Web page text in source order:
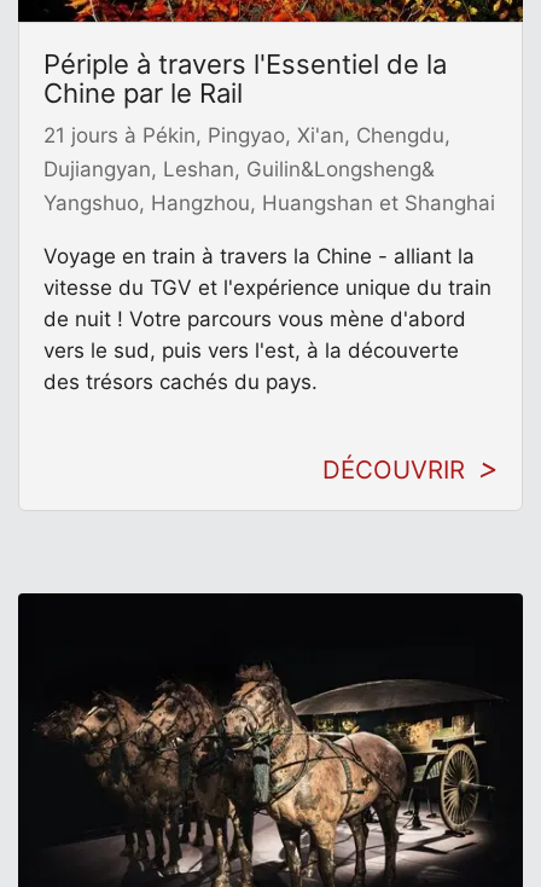
Périple à travers l'Essentiel de la
Chine par le Rail
21 jours à Pékin, Pingyao, Xi'an, Chengdu,
Dujiangyan, Leshan, Guilin&Longsheng&
Yangshuo, Hangzhou, Huangshan et Shanghai
Voyage en train à travers la Chine - alliant la
vitesse du TGV et l'expérience unique du train
de nuit ! Votre parcours vous mène d'abord
vers le sud, puis vers l'est, à la découverte
des trésors cachés du pays.
DÉCOUVRIR